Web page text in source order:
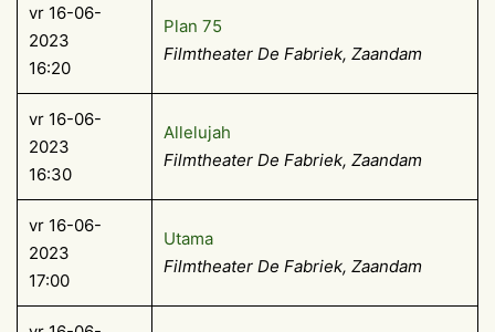
vr 16-06-
2023
16:20
Plan 75
Filmtheater De Fabriek, Zaandam
vr 16-06-
2023
16:30
Allelujah
Filmtheater De Fabriek, Zaandam
vr 16-06-
2023
17:00
Utama
Filmtheater De Fabriek, Zaandam